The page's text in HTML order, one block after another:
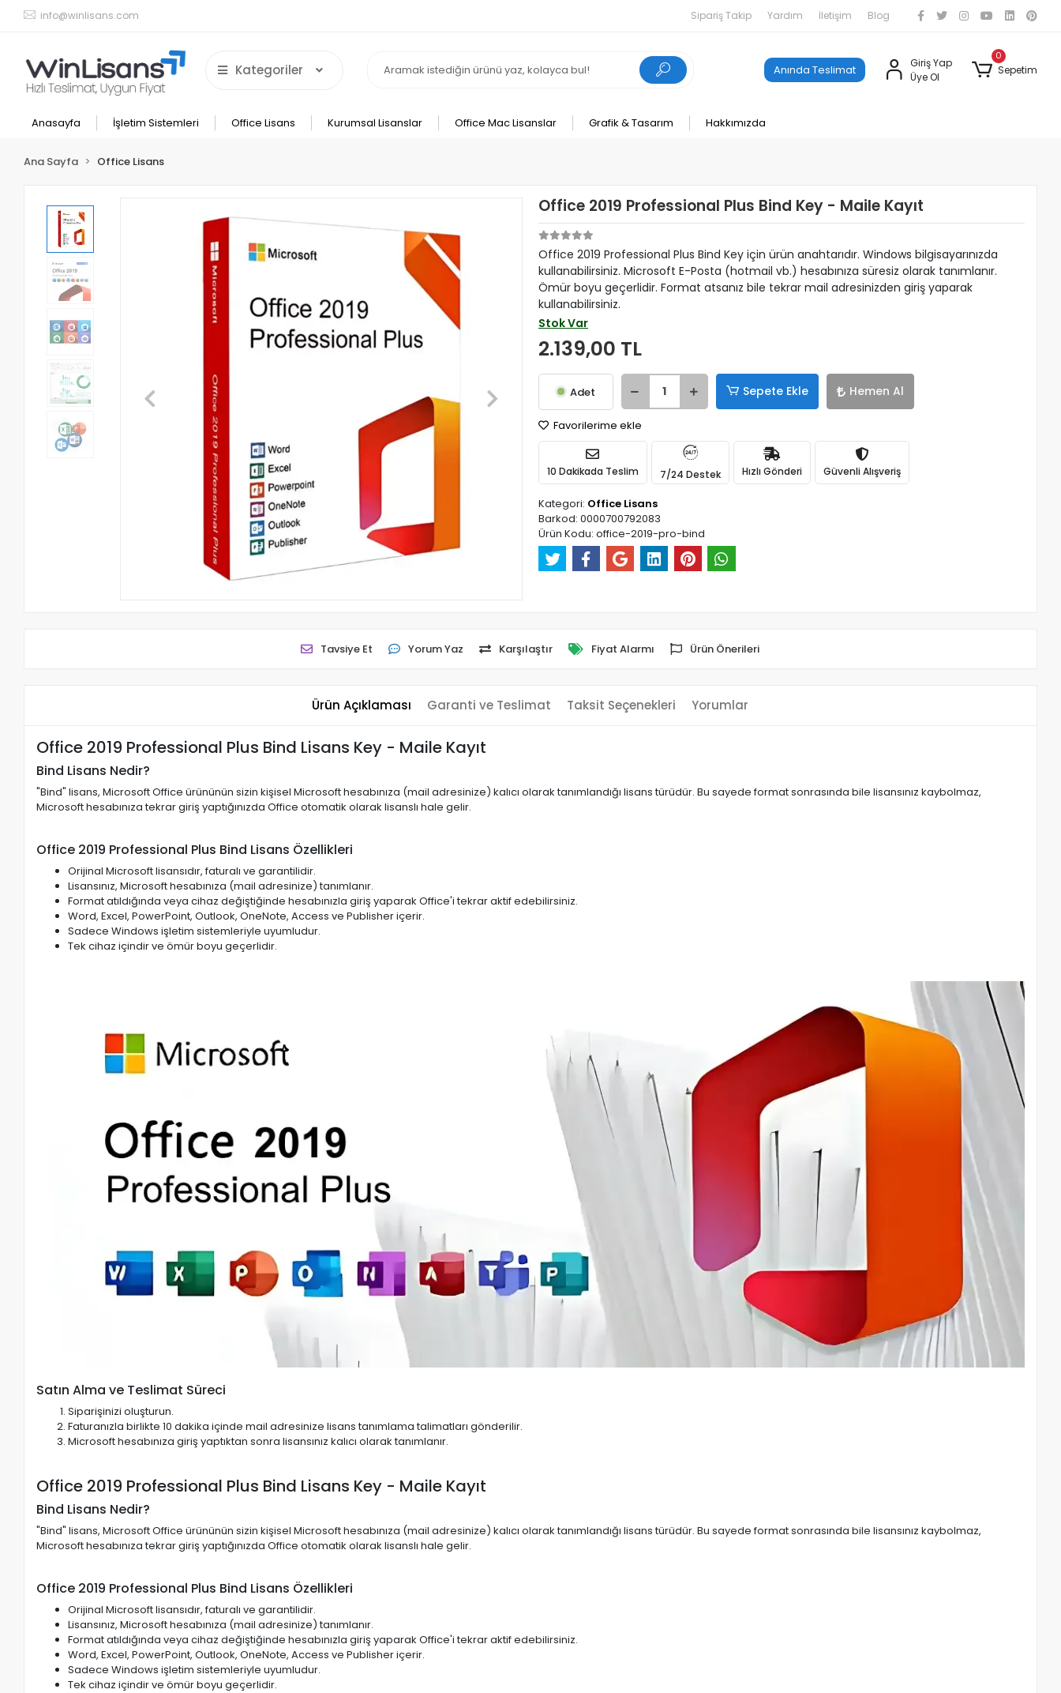
info@winlisans.com Sipariş Takip Yardım İletişim Blog
Kategoriler Anında Teslimat
Giriş Yap
Üye Ol
0
Sepetim
Anasayfa İşletim Sistemleri Office Lisans Kurumsal Lisanslar Office Mac Lisanslar Grafik & Tasarım Hakkımızda
Ana Sayfa Office Lisans
Office 2019 Professional Plus Bind Key - Maile Kayıt
Office 2019 Professional Plus Bind Key için ürün anahtarıdır. Windows bilgisayarınızda
kullanabilirsiniz. Microsoft E-Posta (hotmail vb.) hesabınıza süresiz olarak tanımlanır.
Ömür boyu geçerlidir. Format atsanız bile tekrar mail adresinizden giriş yaparak
kullanabilirsiniz.
Stok Var
2.139,00 TL
Adet Sepete Ekle Hemen Al
Favorilerime ekle
10 Dakikada Teslim 7/24 Destek Hızlı Gönderi Güvenli Alışveriş
Kategori: Office Lisans
Barkod: 0000700792083
Ürün Kodu: office-2019-pro-bind
Tavsiye Et Yorum Yaz Karşılaştır Fiyat Alarmı Ürün Önerileri
Ürün Açıklaması Garanti ve Teslimat Taksit Seçenekleri Yorumlar
Office 2019 Professional Plus Bind Lisans Key - Maile Kayıt
Bind Lisans Nedir?
"Bind" lisans, Microsoft Office ürününün sizin kişisel Microsoft hesabınıza (mail adresinize) kalıcı olarak tanımlandığı lisans türüdür. Bu sayede format sonrasında bile lisansınız kaybolmaz,
Microsoft hesabınıza tekrar giriş yaptığınızda Office otomatik olarak lisanslı hale gelir.
Office 2019 Professional Plus Bind Lisans Özellikleri
Orijinal Microsoft lisansıdır, faturalı ve garantilidir.
Lisansınız, Microsoft hesabınıza (mail adresinize) tanımlanır.
Format atıldığında veya cihaz değiştiğinde hesabınızla giriş yaparak Office'i tekrar aktif edebilirsiniz.
Word, Excel, PowerPoint, Outlook, OneNote, Access ve Publisher içerir.
Sadece Windows işletim sistemleriyle uyumludur.
Tek cihaz içindir ve ömür boyu geçerlidir.
Satın Alma ve Teslimat Süreci
Siparişinizi oluşturun.
Faturanızla birlikte 10 dakika içinde mail adresinize lisans tanımlama talimatları gönderilir.
Microsoft hesabınıza giriş yaptıktan sonra lisansınız kalıcı olarak tanımlanır.
Office 2019 Professional Plus Bind Lisans Key - Maile Kayıt
Bind Lisans Nedir?
"Bind" lisans, Microsoft Office ürününün sizin kişisel Microsoft hesabınıza (mail adresinize) kalıcı olarak tanımlandığı lisans türüdür. Bu sayede format sonrasında bile lisansınız kaybolmaz,
Microsoft hesabınıza tekrar giriş yaptığınızda Office otomatik olarak lisanslı hale gelir.
Office 2019 Professional Plus Bind Lisans Özellikleri
Orijinal Microsoft lisansıdır, faturalı ve garantilidir.
Lisansınız, Microsoft hesabınıza (mail adresinize) tanımlanır.
Format atıldığında veya cihaz değiştiğinde hesabınızla giriş yaparak Office'i tekrar aktif edebilirsiniz.
Word, Excel, PowerPoint, Outlook, OneNote, Access ve Publisher içerir.
Sadece Windows işletim sistemleriyle uyumludur.
Tek cihaz içindir ve ömür boyu geçerlidir.